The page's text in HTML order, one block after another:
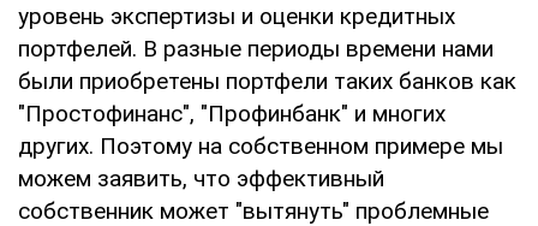
уровень экспертизы и оценки кредитных
портфелей. В разные периоды времени нами
были приобретены портфели таких банков как
"Простофинанс", "Профинбанк" и многих
других. Поэтому на собственном примере мы
можем заявить, что эффективный
собственник может "вытянуть" проблемные